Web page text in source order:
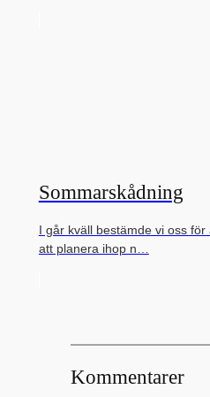
Sommarskådning
I går kväll bestämde vi oss
att planera ihop n…
Kommentarer